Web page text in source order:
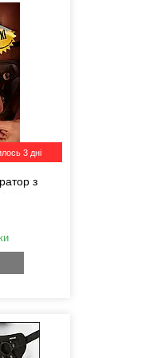
3 дні
з
з пультом,